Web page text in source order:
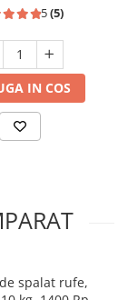
5(5)
IN COS
spalat rufe,